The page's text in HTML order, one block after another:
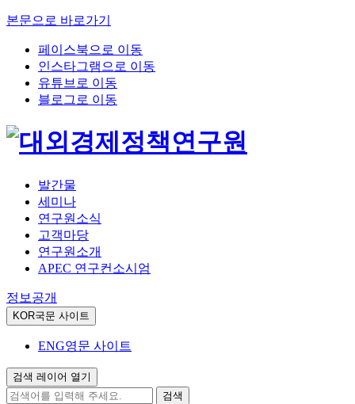
본문으로 바로가기
페이스북으로 이동
인스타그램으로 이동
유튜브로 이동
블로그로 이동
발간물
세미나
연구원소식
고객마당
연구원소개
APEC 연구컨소시엄
정보공개
KOR국문 사이트
ENG영문 사이트
검색 레이어 열기
검색